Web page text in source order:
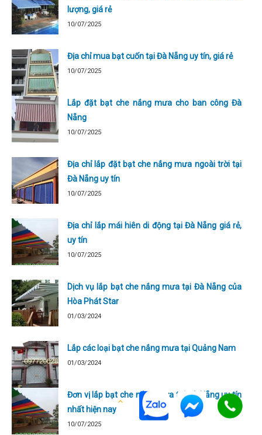
lượng, giá rẻ
10/07/2025
Địa chỉ mua bạt cuốn tại Đà Nẵng uy tín, giá rẻ
10/07/2025
Lắp đặt bạt che nắng mưa cho ban công Đà
Nẵng
10/07/2025
Địa chỉ lắp đặt bạt che nắng mưa ngoài trời tại
Đà Nẵng uy tín
10/07/2025
Địa chỉ lắp mái hiên di động tại Đà Nẵng giá rẻ,
uy tín
10/07/2025
Dịch vụ lắp bạt che nắng mưa tại Đà Nẵng của
Hòa Phát Star
01/03/2024
Lắp các loại bạt che nắng mưa tại Quảng Nam
01/03/2024
Đơn vị lắp bạt che nắng mưa tại Đà Nẵng uy tín
nhất hiện nay
10/07/2025